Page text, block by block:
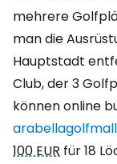
mehrere
man die
Hauptstadt
Club, der 3
können online
100 EUR für 18